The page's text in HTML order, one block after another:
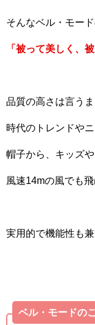
そんなベル・モード
「被って美しく、
品質の高さは言うま
時代のトレンドや
帽子から、キッズや
風速14mの風でも
実用的で機能性も
ベル・モードの